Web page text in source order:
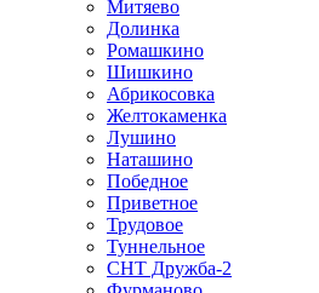
Митяево
Долинка
Ромашкино
Шишкино
Абрикосовка
Желтокаменка
Лушино
Наташино
Победное
Приветное
Трудовое
Туннельное
СНТ Дружба-2